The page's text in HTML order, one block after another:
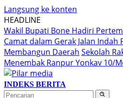
Langsung ke konten
HEADLINE
Wakil Bupati Bone Hadiri
Camat dalam Gerak Jalan Indah
Membangun Daerah Sekolah
Menembak Ranpur Yonkav 10/
INDEKS BERITA